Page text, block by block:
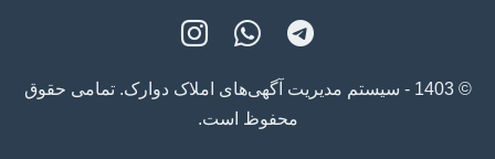
© 1403 - سیستم مدیریت آگهی‌های املاک دوارک. تمامی حقوق
محفوظ است.